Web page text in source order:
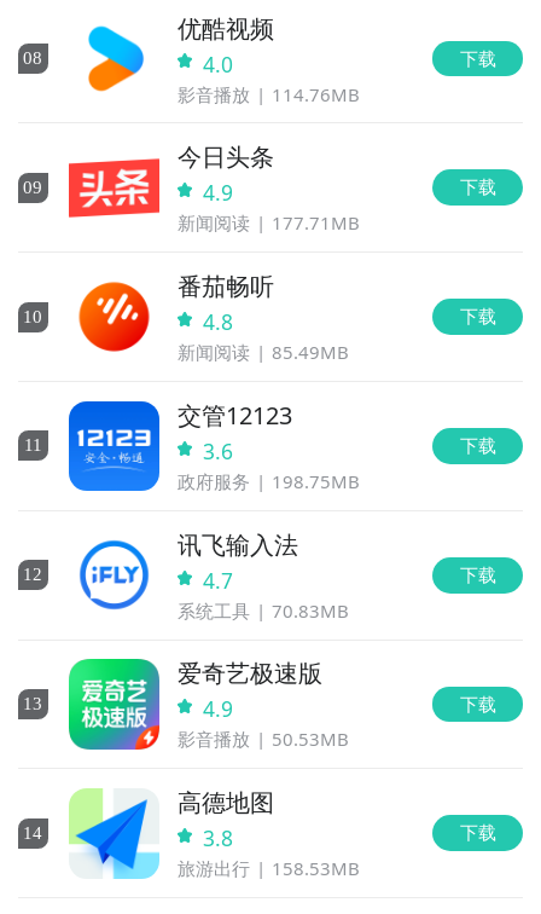
08
优酷视频
4.0
影音播放 114.76MB
下载
09
今日头条
4.9
新闻阅读 177.71MB
下载
10
番茄畅听
4.8
新闻阅读 85.49MB
下载
11
交管12123
3.6
政府服务 198.75MB
下载
12
讯飞输入法
4.7
系统工具 70.83MB
下载
13
爱奇艺极速版
4.9
影音播放 50.53MB
下载
14
高德地图
3.8
旅游出行 158.53MB
下载